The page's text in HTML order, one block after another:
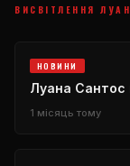
ВИСВІТЛЕННЯ
НОВИНИ
Луана Сантос
1 місяць тому